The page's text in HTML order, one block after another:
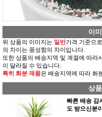
이
위 상품의 이미지는 일반가격 기준으
의 차이는 풍성함의 차이입니다.
또한 상품의 배송지역 및 계절에 따라
이 달라질 수 있습니다.
특히 화분 제품은 배송지역에 따라 화
상
빠른 배송 감
도 받으신분